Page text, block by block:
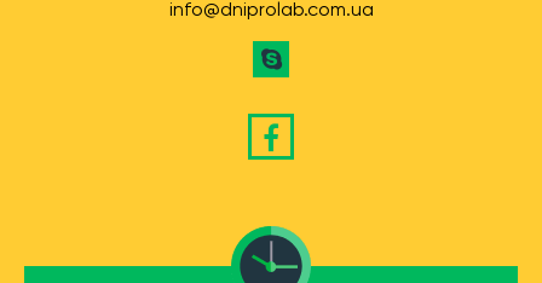
info@dniprolab.com.ua